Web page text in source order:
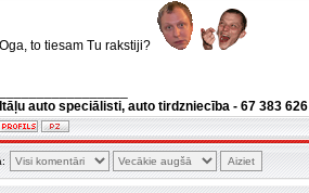
Oga, to tiesam Tu rakstiji?
Itāļu auto speciālisti, auto tirdzniecība - 67 383 626